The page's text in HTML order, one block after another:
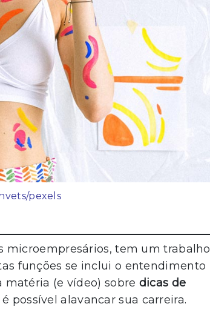
pexels
microempresários, tem um trabalho
funções se inclui o entendimento
matéria (e vídeo) sobre dicas de
possível alavancar sua carreira.